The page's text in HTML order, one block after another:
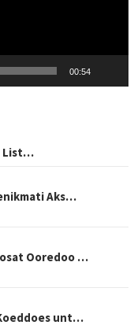
00:54
List…
Aks…
Ooredoo …
unt…